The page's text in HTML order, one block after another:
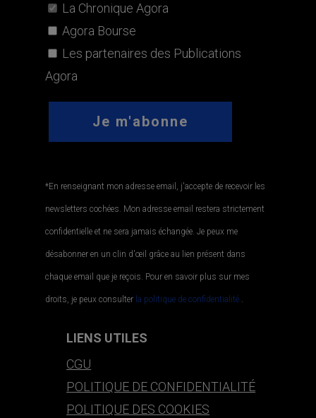
La Chronique Agora
Agora Bourse
Les partenaires des Publications
Agora
*En renseignant mon adresse email, j'accepte de recevoir les
newsletters cochées. Mon adresse email restera strictement
confidentielle et ne sera jamais échangée. Je peux me
désabonner en un clin d'œil grâce au lien présent dans
chaque email que je reçois. Pour en savoir plus sur mes
droits, je peux consulter la politique de confidentialité..
LIENS UTILES
CGU
POLITIQUE DE CONFIDENTIALITÉ
POLITIQUE DES COOKIES